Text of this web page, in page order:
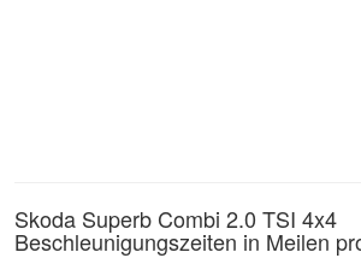
Skoda Superb Combi 2.0 TSI 4x4
Beschleunigungszeiten in Meilen